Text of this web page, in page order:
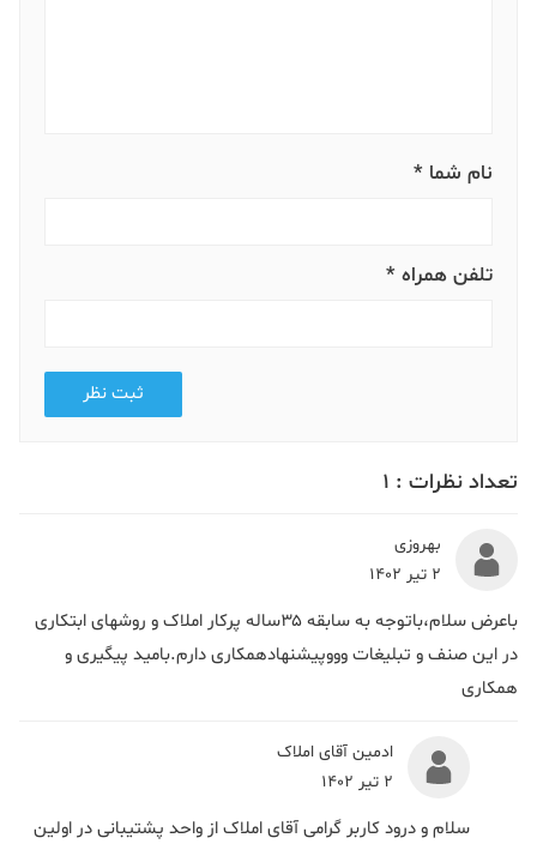
نام شما *
تلفن همراه *
ثبت نظر
تعداد نظرات : 1
بهروزی
2 تیر 1402
باعرض سلام،باتوجه به سابقه ۳۵ساله پرکار املاک و روشهای ابتکاری
در این صنف و تبلیغات وووپیشنهادهمکاری دارم.بامید پیگیری و
همکاری
ادمین آقای املاک
2 تیر 1402
سلام و درود کاربر گرامی آقای املاک از واحد پشتیبانی در اولین